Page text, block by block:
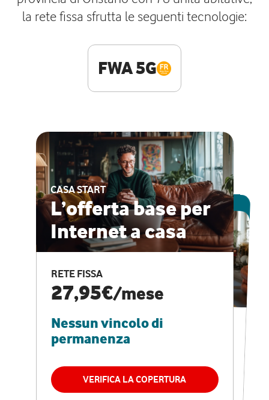
la rete fissa sfrutta le seguenti tecnologie:
FWA 5G
CASA START
L’offerta base per
Internet a casa
RETE FISSA
27,95€/mese
Nessun vincolo di
permanenza
VERIFICA LA COPERTURA
ESCLUSIVA ONLINE
CASA PRO
Internet veloce e
vantaggi speciali
RETE FISSA + VODAFONE CLUB
29,95€
permanenza